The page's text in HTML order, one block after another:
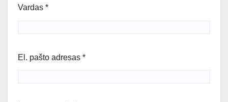
Vardas *
El. pašto adresas *